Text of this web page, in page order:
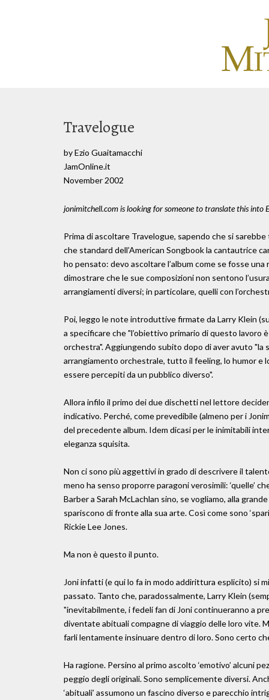
Travelogue
by Ezio Guaitamacchi
JamOnline.it
November 2002
jonimitchell.com is looking for someone to translate this into
Prima di ascoltare Travelogue, sapendo che si
che standard dell’American Songbook la cantautrice
ho pensato: devo ascoltare l’album come se fosse
dimostrare che le sue composizioni non sentono
arrangiamenti diversi; in particolare, quelli con
Poi, leggo le note introduttive firmate da Larry Klein
a specificare che "l’obiettivo primario di questo
orchestra". Aggiungendo subito dopo di aver avuto "la
arrangiamento orchestrale, tutto il feeling, lo humor
essere percepiti da un pubblico diverso".
Allora infilo il primo dei due dischetti nel lettore
indicativo. Perché, come prevedibile (almeno per i
del precedente album. Idem dicasi per le inimitabili
eleganza squisita.
Non ci sono più aggettivi in grado di descrivere il
meno ha senso proporre paragoni verosimili: ‘quelle’
Barber a Sarah McLachlan sino, se vogliamo, alla
spariscono di fronte alla sua arte. Così come sono
Rickie Lee Jones.
Ma non è questo il punto.
Joni infatti (e qui lo fa in modo addirittura esplicito) si
passato. Tanto che, paradossalmente, Larry Klein
"inevitabilmente, i fedeli fan di Joni continueranno a
diventate abituali compagne di viaggio delle loro vite.
farli lentamente insinuare dentro di loro. Sono certo
Ha ragione. Persino al primo ascolto ‘emotivo’ alcuni
peggio degli originali. Sono semplicemente diversi.
‘abituali’ assumono un fascino diverso e parecchio